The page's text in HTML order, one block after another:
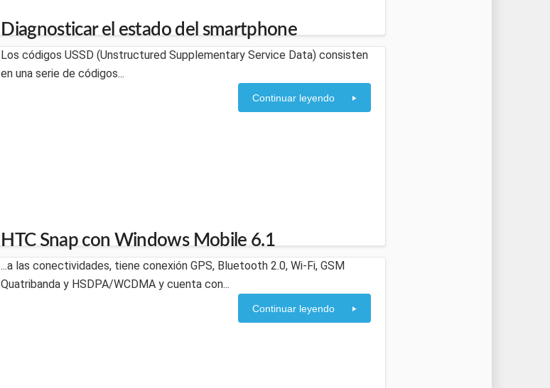
Diagnosticar el estado del smartphone
Los códigos USSD (Unstructured Supplementary Service Data) consisten
en una serie de códigos...
Continuar leyendo
HTC Snap con Windows Mobile 6.1
...a las conectividades, tiene conexión GPS, Bluetooth 2.0, Wi-Fi, GSM
Quatribanda y HSDPA/WCDMA y cuenta con...
Continuar leyendo